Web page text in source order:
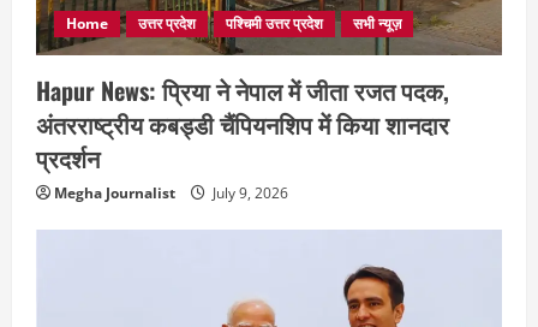
Home उत्तर प्रदेश पश्चिमी उत्तर प्रदेश सभी न्यूज़
Hapur News: प्रिया ने नेपाल में जीता रजत पदक,
अंतरराष्ट्रीय कबड्डी चैंपियनशिप में किया शानदार
प्रदर्शन
Megha Journalist July 9, 2026